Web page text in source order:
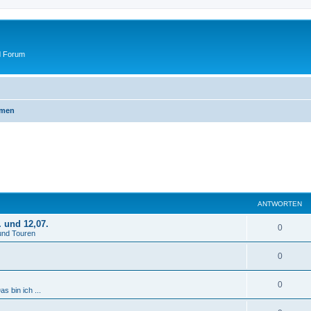
Forum
ANTWORTEN
und 12,07.
Touren
0A
n
w
o
0A
n
bin ich ...
0A
n